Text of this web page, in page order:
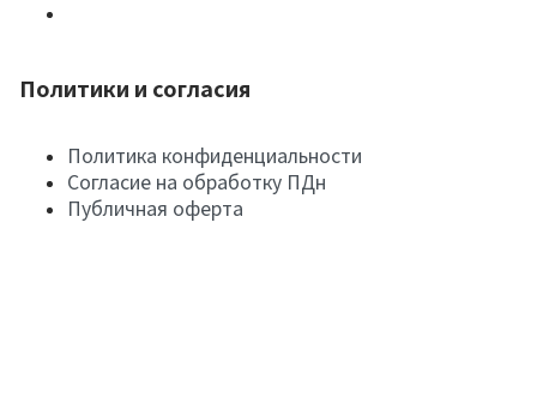
Политики и согласия
Политика конфиденциальности
Согласие на обработку ПДн
Публичная оферта